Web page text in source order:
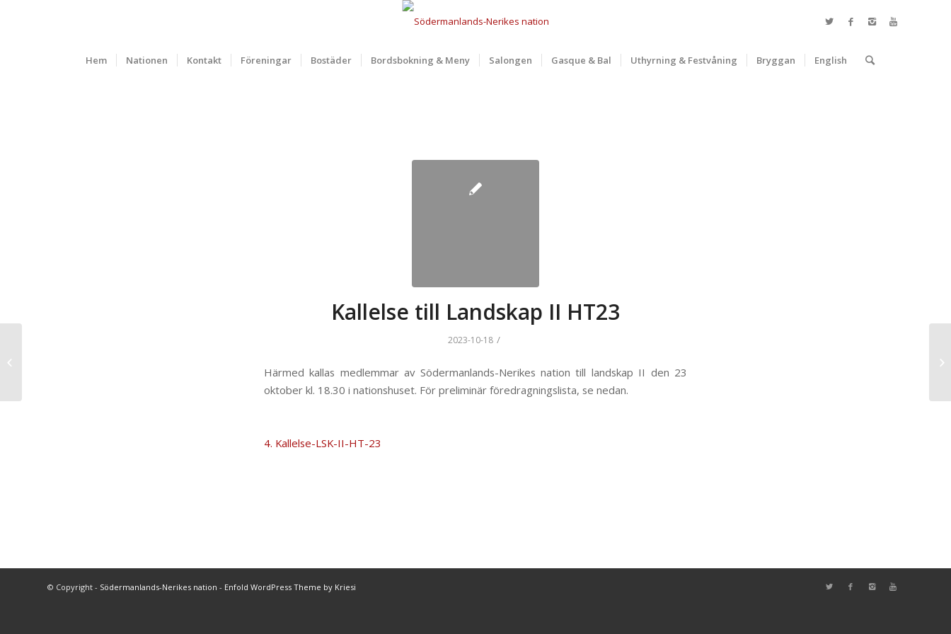
Hem Nationen Kontakt Föreningar Bostäder Bordsbokning & Meny Salongen Gasque & Bal Uthyrning & Festvåning Bryggan English
Kallelse till Landskap II HT23
2023-10-18 /
Härmed kallas medlemmar av Södermanlands-Nerikes nation till landskap II den 23
oktober kl. 18.30 i nationshuset. För preliminär föredragningslista, se nedan.
4. Kallelse-LSK-II-HT-23
© Copyright - Södermanlands-Nerikes nation - Enfold WordPress Theme by Kriesi